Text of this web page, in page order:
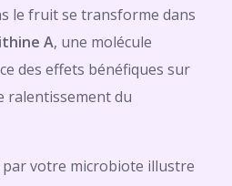
le fruit se transforme dans
A, une molécule
des effets bénéfiques sur
ralentissement du
votre microbiote illustre